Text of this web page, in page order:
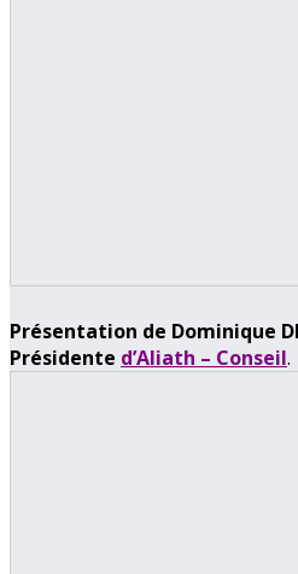
Présentation de Dominique
Présidente d’Aliath – Conseil.